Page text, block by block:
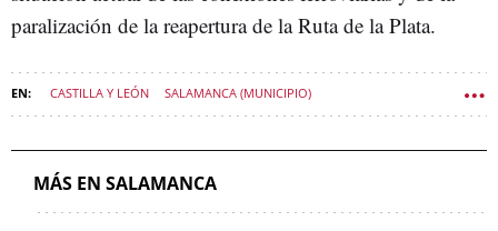
paralización de la reapertura de la Ruta de la Plata.
CASTILLA Y LEÓN SALAMANCA (MUNICIPIO)
MÁS EN SALAMANCA